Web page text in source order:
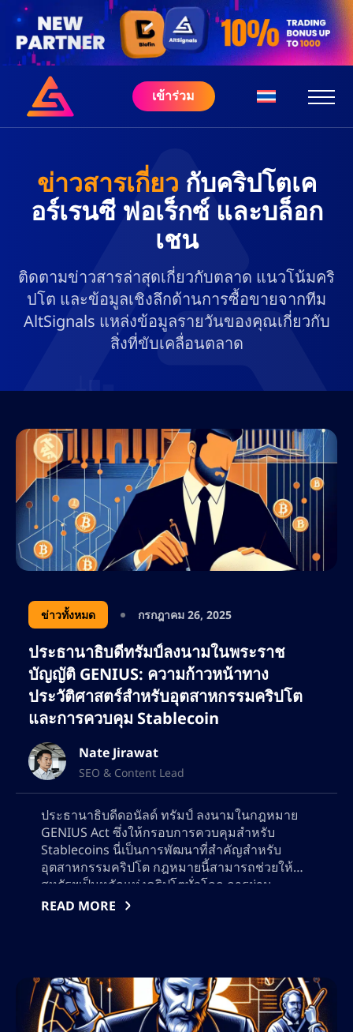
เข้าร่วม
ข่าวสารเกี่ยว กับคริปโตเค
อร์เรนซี ฟอเร็กซ์ และบล็อก
เชน
ติดตามข่าวสารล่าสุดเกี่ยวกับตลาด แนวโน้มคริ
ปโต และข้อมูลเชิงลึกด้านการซื้อขายจากทีม
AltSignals แหล่งข้อมูลรายวันของคุณเกี่ยวกับ
สิ่งที่ขับเคลื่อนตลาด
ข่าวทั้งหมด กรกฎาคม 26, 2025
ประธานาธิบดีทรัมป์ลงนามในพระราช
บัญญัติ GENIUS: ความก้าวหน้าทาง
ประวัติศาสตร์สำหรับอุตสาหกรรมคริปโต
และการควบคุม Stablecoin
Nate Jirawat
SEO & Content Lead
ประธานาธิบดีดอนัลด์ ทรัมป์ ลงนามในกฎหมาย
GENIUS Act ซึ่งให้กรอบการควบคุมสำหรับ
Stablecoins นี่เป็นการพัฒนาที่สำคัญสำหรับ
อุตสาหกรรมคริปโต กฎหมายนี้สามารถช่วยให้
สหรัฐฯเป็นหลักแห่งคริปโตทั่วโลก การผ่าน
กฎหมายนี้สามารถกระตุ้นการใช้ Stablecoins
READ MORE